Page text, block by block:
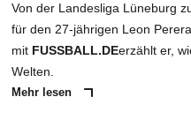
Von der Landesliga Lüneburg
für den 27-jährigen Leon
mit FUSSBALL.DEerzählt er,
Welten.
Mehr lesen